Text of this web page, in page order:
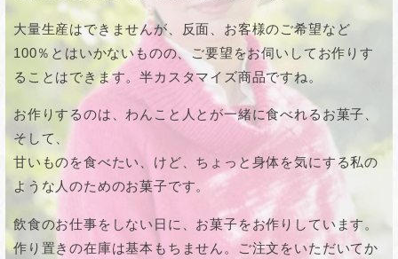
大量生産はできませんが、反面、お客様のご希望など
100％とはいかないものの、ご要望をお伺いしてお作りす
ることはできます。半カスタマイズ商品ですね。
お作りするのは、わんこと人とが一緒に食べれるお菓子、
そして、
甘いものを食べたい、けど、ちょっと身体を気にする私の
ような人のためのお菓子です。
飲食のお仕事をしない日に、お菓子をお作りしています。
作り置きの在庫は基本もちません。ご注文をいただいてか